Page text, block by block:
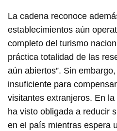
La cadena reconoce
establecimientos aún
completo del turismo
práctica totalidad de las
aún abiertos”. Sin
insuficiente para
visitantes extranjeros. En
ha visto obligada a reducir
en el país mientras espera